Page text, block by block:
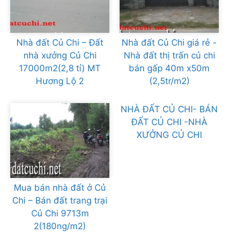
Nhà đất Củ Chi – Đất
nhà xưởng Củ Chi
17000m2(2,8 tỉ) MT
Hương Lộ 2
Nhà đất Củ Chi giá rẻ -
Nhà đất thị trấn củ chi
bán gấp 40m x50m
(2,5tr/m2)
Mua bán nhà đất ở Củ
Chi – Bán đất trang trại
Củ Chi 9713m
2(180ng/m2)
NHÀ ĐẤT CỦ CHI- BÁN
ĐẤT CỦ CHI -NHÀ
XƯỞNG CỦ CHI